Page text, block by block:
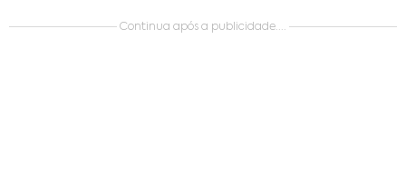
Continua após a publicidade....